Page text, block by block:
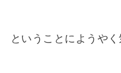
ということにようやく